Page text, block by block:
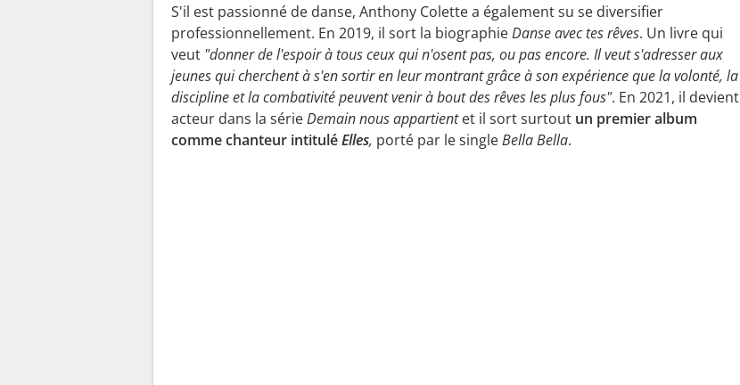
S'il est passionné de danse, Anthony Colette a également su se diversifier
professionnellement. En 2019, il sort la biographieDanse avec tes rêves. Un livre qui
veut "donner de l'espoir à tous ceux qui n'osent pas, ou pas encore. Il veut s'adresser aux
jeunes qui cherchent à s'en sortir en leur montrant grâce à son expérience que la volonté, la
discipline et la combativité peuvent venir à bout des rêves les plus fous". En 2021, il devient
acteur dans la sérieDemain nous appartientet il sort surtout un premier album
comme chanteur intituléElles, porté par le singleBella Bella.